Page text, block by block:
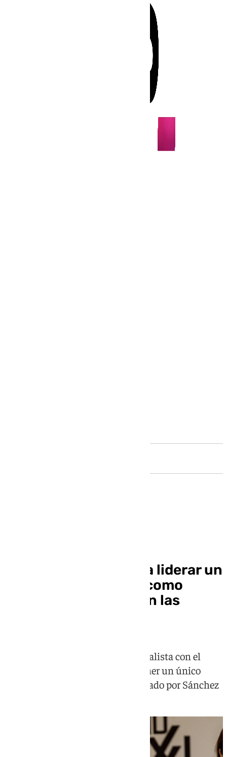
Rufián, «dispuesto» a liderar un
partido de izquierda como
alternativa al PSOE en las
El catalán aprovecha la crisis socialista con el
'caso Plus Ultra' y vuelve a proponer un único
partido de izquierda junto al liderado por Sánchez